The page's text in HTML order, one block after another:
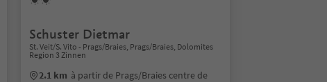
Schuster Dietmar
St. Veit/S. Vito - Prags/Braies, Prags/Braies, Dolomites
Region 3 Zinnen
2.1 km à partir de Prags/Braies centre de